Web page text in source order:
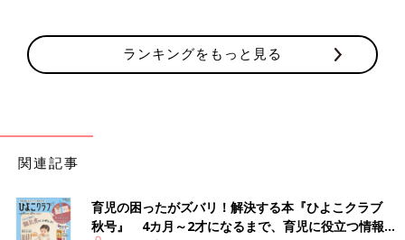
ランキングをもっと見る
関連記事
育児の困ったがズバリ！解決する本『ひよこクラブ
秋号』 4カ月～2才になるまで、育児に役立つ情報が